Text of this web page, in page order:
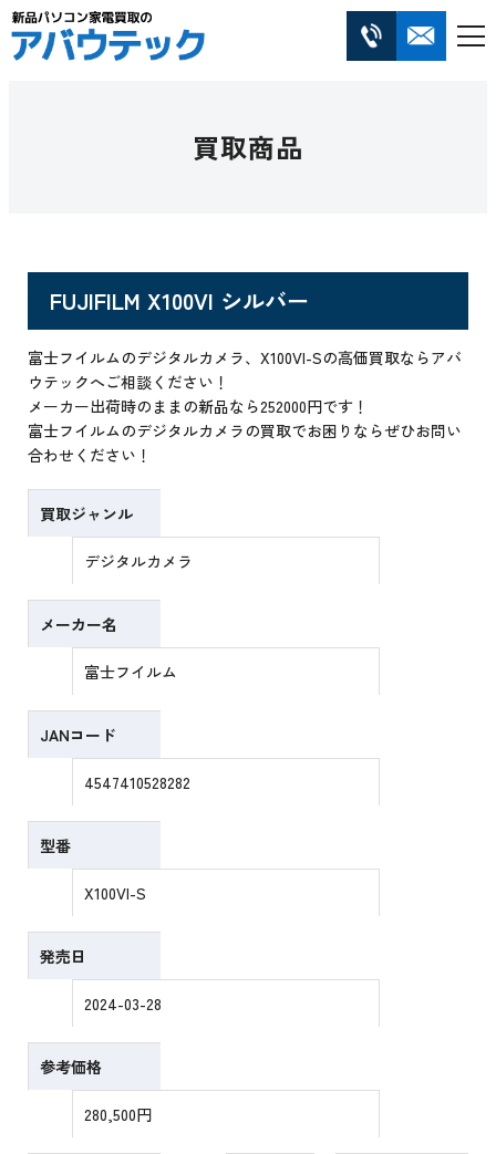
買取商品
FUJIFILM X100VI シルバー
富士フイルムのデジタルカメラ、X100VI-Sの高価買取ならアバ
ウテックへご相談ください！
メーカー出荷時のままの新品なら252000円です！
富士フイルムのデジタルカメラの買取でお困りならぜひお問い
合わせください！
買取ジャンル
デジタルカメラ
メーカー名
富士フイルム
JANコード
4547410528282
型番
X100VI-S
発売日
2024-03-28
参考価格
280,500円